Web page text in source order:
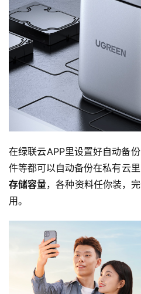
在绿联云APP里设置好自动备
件等都可以自动备份在私有云
存储容量，各种资料任你装，
用。